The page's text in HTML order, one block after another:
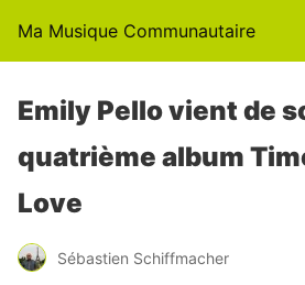
Ma Musique Communautaire
Emily Pello vient de
quatrième album
Love
Sébastien Schiffmacher